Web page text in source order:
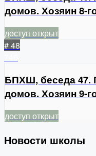
домов. Хозяин 8-
доступ открыт
# 48
БПХШ, беседа 47.
домов. Хозяин 9-
доступ открыт
Новости школы